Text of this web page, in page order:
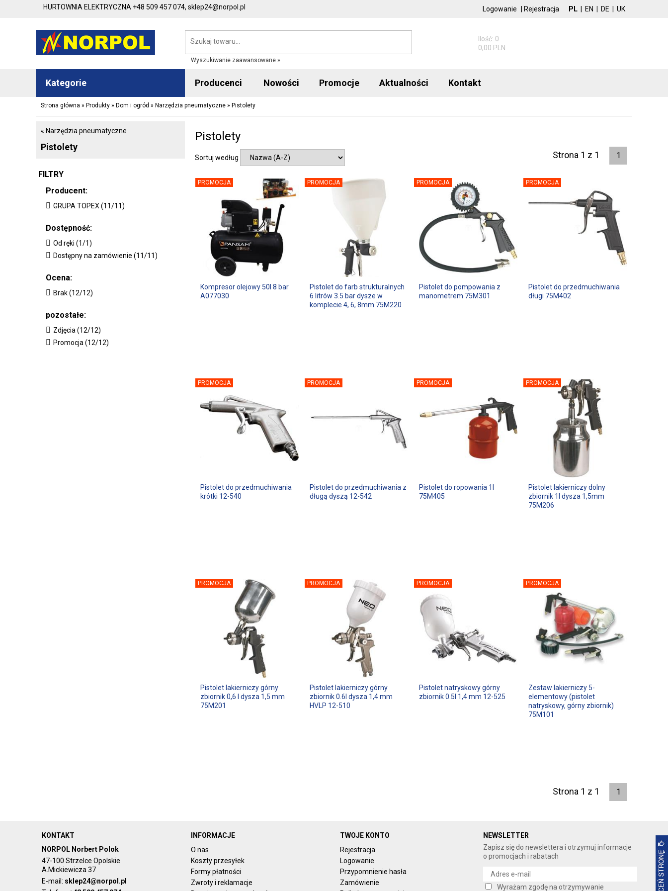
HURTOWNIA ELEKTRYCZNA +48 509 457 074, sklep24@norpol.pl PL EN DE UK
Logowanie Rejestracja
Wyszukiwanie zaawansowane »
Ilość: 0
0,00 PLN
Kategorie Producenci Nowości Promocje Aktualności Kontakt
Strona główna » Produkty » Dom i ogród » Narzędzia pneumatyczne » Pistolety
« Narzędzia pneumatyczne
Pistolety
FILTRY
Producent:
GRUPA TOPEX (11/11)
Dostępność:
Od ręki (1/1)
Dostępny na zamówienie (11/11)
Ocena:
Brak (12/12)
pozostałe:
Zdjęcia (12/12)
Promocja (12/12)
Pistolety
Sortuj według Strona 1 z 1 1
PROMOCJA
Kompresor olejowy 50l 8 bar
A077030
PROMOCJA
Pistolet do farb strukturalnych
6 litrów 3.5 bar dysze w
komplecie 4, 6, 8mm 75M220
PROMOCJA
Pistolet do pompowania z
manometrem 75M301
PROMOCJA
Pistolet do przedmuchiwania
długi 75M402
PROMOCJA
Pistolet do przedmuchiwania
krótki 12-540
PROMOCJA
Pistolet do przedmuchiwania z
długą dyszą 12-542
PROMOCJA
Pistolet do ropowania 1l
75M405
PROMOCJA
Pistolet lakierniczy dolny
zbiornik 1l dysza 1,5mm
75M206
PROMOCJA
Pistolet lakierniczy górny
zbiornik 0,6 l dysza 1,5 mm
75M201
PROMOCJA
Pistolet lakierniczy górny
zbiornik 0.6l dysza 1,4 mm
HVLP 12-510
PROMOCJA
Pistolet natryskowy górny
zbiornik 0.5l 1,4 mm 12-525
PROMOCJA
Zestaw lakierniczy 5-
elementowy (pistolet
natryskowy, górny zbiornik)
75M101
Strona 1 z 1 1
KONTAKT
NORPOL Norbert Polok
47-100 Strzelce Opolskie
A.Mickiewicza 37
E-mail: sklep24@norpol.pl
INFORMACJE
O nas
Koszty przesyłek
Formy płatności
Zwroty i reklamacje
TWOJE KONTO
Rejestracja
Logowanie
Przypomnienie hasła
Zamówienie
NEWSLETTER
Zapisz się do newslettera i otrzymuj informacje
o promocjach i rabatach
Wyrażam zgodę na otrzymywanie